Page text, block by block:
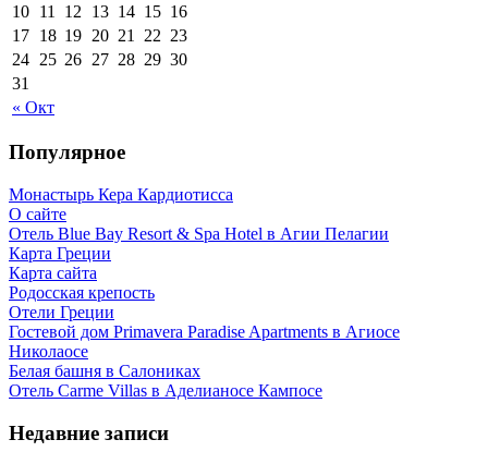
« Окт
10 11 12 13 14 15 16
17 18 19 20 21 22 23
24 25 26 27 28 29 30
31
Популярное
Монастырь Кера Кардиотисса
О сайте
Отель Blue Bay Resort & Spa Hotel в Агии Пелагии
Карта Греции
Карта сайта
Родосская крепость
Отели Греции
Гостевой дом Primavera Paradise Apartments в Агиосе
Николаосе
Белая башня в Салониках
Отель Carme Villas в Аделианосе Кампосе
Недавние записи